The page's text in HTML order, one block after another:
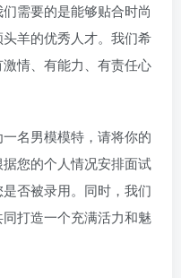
需要的是能够贴合时尚
羊的优秀人才。我们希
情、有能力、有责任心
名男模模特，请将你的
您的个人情况安排面试
否被录用。同时，我们
打造一个充满活力和魅